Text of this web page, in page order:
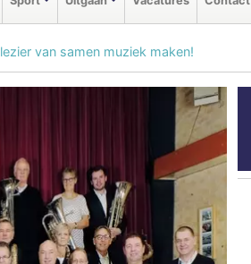
van samen muziek maken!